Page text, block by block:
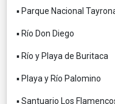
▪ Parque Nacional
▪ Río Don Diego
▪ Río y Playa de Buritaca
▪ Playa y Río Palomino
▪ Santuario Los